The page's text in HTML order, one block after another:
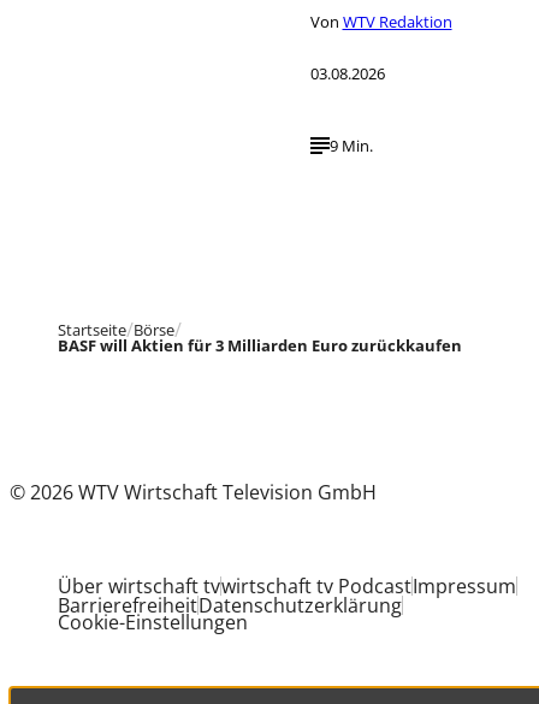
Von WTV Redaktion
03.08.2026
9 Min.
Startseite Börse
BASF will Aktien für 3 Milliarden Euro zurückkaufen
© 2026 WTV Wirtschaft Television GmbH
Über wirtschaft tvwirtschaft tv PodcastImpressum
BarrierefreiheitDatenschutzerklärung
Cookie-Einstellungen